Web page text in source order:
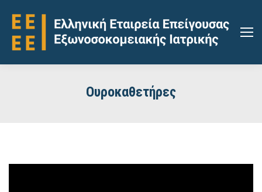
Ουροκαθετήρες